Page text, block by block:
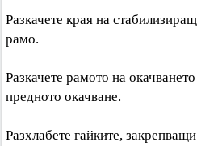
Разкачете края на
рамо.
Разкачете рамото на
предното окачване.
Разхлабете гайките,